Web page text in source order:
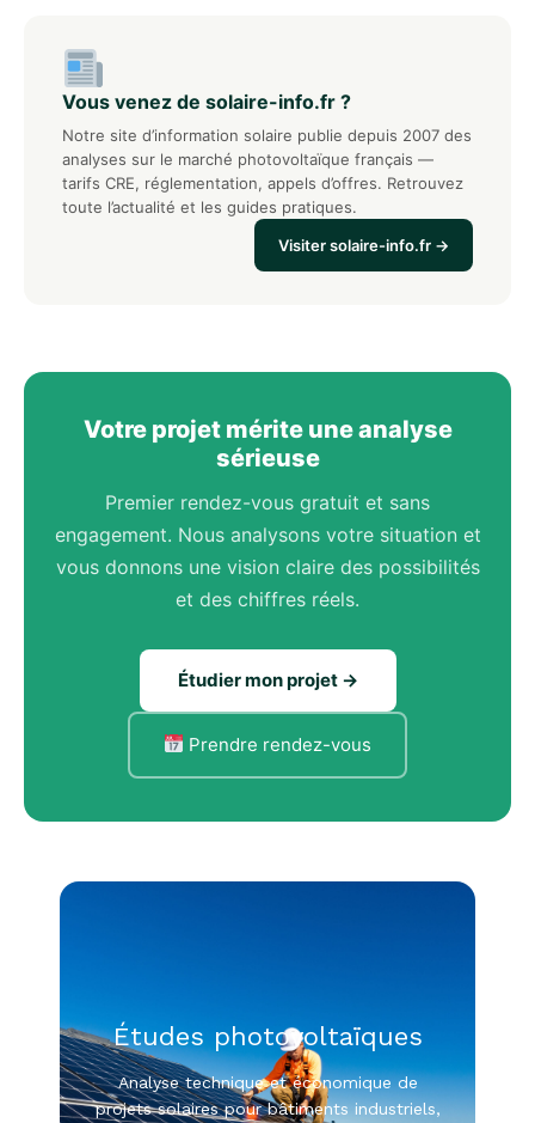
Vous venez de solaire-info.fr ?
Notre site d’information solaire publie depuis 2007 des
analyses sur le marché photovoltaïque français —
tarifs CRE, réglementation, appels d’offres. Retrouvez
toute l’actualité et les guides pratiques.
Visiter solaire-info.fr →
Votre projet mérite une analyse
sérieuse
Premier rendez-vous gratuit et sans
engagement. Nous analysons votre situation et
vous donnons une vision claire des possibilités
et des chiffres réels.
Étudier mon projet →
Prendre rendez-vous
Études photovoltaïques
Analyse technique et économique de
projets solaires pour bâtiments industriels,